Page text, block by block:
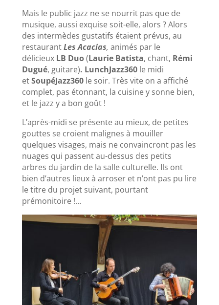
Mais le public jazz ne se nourrit pas que de
musique, aussi exquise soit-elle, alors ? Alors
des intermèdes gustatifs étaient prévus, au
restaurantLes Acacias, animés par le
délicieux LB Duo(Laurie Batista, chant, Rémi
Dugué, guitare). LunchJazz360le midi
etSoupéJazz360le soir. Très vite on a affiché
complet, pas étonnant, la cuisine y sonne bien,
et le jazz y a bon goût !
L’après-midi se présente au mieux, de petites
gouttes se croient malignes à mouiller
quelques visages, mais ne convaincront pas les
nuages qui passent au-dessus des petits
arbres du jardin de la salle culturelle. Ils ont
bien d’autres lieux à arroser et n’ont pas pu lire
le titre du projet suivant, pourtant
prémonitoire !…